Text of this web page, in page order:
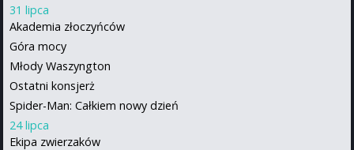
31 lipca
Akademia złoczyńców
Góra mocy
Młody Waszyngton
Ostatni konsjerż
Spider-Man: Całkiem nowy dzień
24 lipca
Ekipa zwierzaków